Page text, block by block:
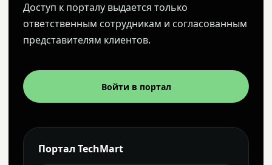
Доступ к порталу выдается только
ответственным сотрудникам и согласованным
представителям клиентов.
Войти в портал
Портал TechMart